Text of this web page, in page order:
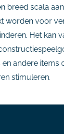
breed scala
worden voor
Het kan
andere items
stimuleren.